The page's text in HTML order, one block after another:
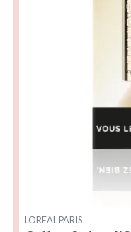
LOREAL PARIS